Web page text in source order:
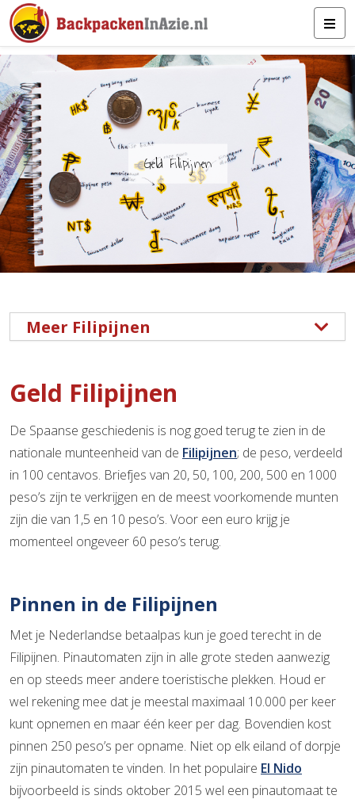
Geld Filipijnen
Meer Filipijnen
Geld Filipijnen
De Spaanse geschiedenis is nog goed terug te zien in de
nationale munteenheid van de Filipijnen; de peso, verdeeld
in 100 centavos. Briefjes van 20, 50, 100, 200, 500 en 1000
peso’s zijn te verkrijgen en de meest voorkomende munten
zijn die van 1,5 en 10 peso’s. Voor een euro krijg je
momenteel ongeveer 60 peso’s terug.
Pinnen in de Filipijnen
Met je Nederlandse betaalpas kun je goed terecht in de
Filipijnen. Pinautomaten zijn in alle grote steden aanwezig
en op steeds meer andere toeristische plekken. Houd er
wel rekening mee dat je meestal maximaal 10.000 per keer
kunt opnemen en maar één keer per dag. Bovendien kost
pinnen 250 peso’s per opname. Niet op elk eiland of dorpje
zijn pinautomaten te vinden. In het populaire El Nido
bijvoorbeeld is sinds oktober 2015 wel een pinautomaat te